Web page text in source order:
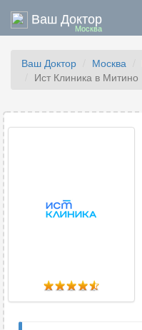
Ваш Доктор
Москва
Ваш Доктор Москва
Ист Клиника в Митино